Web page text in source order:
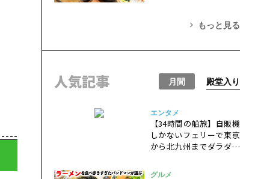
もっと見る
人気記事 月間 殿堂入り
エンタメ
【34時間の船旅】自販機
しかないフェリーで東京
から北九州までダラダラ
グルメ